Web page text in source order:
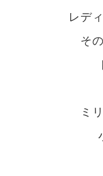
レデ
そ
ミ